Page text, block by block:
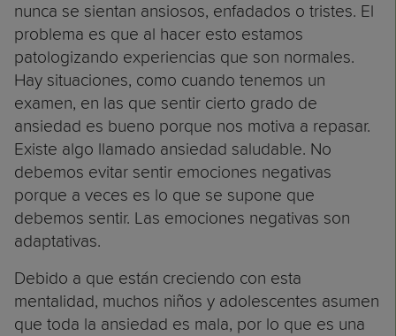
nunca se sientan ansiosos, enfadados o tristes. El
problema es que al hacer esto estamos
patologizando experiencias que son normales.
Hay situaciones, como cuando tenemos un
examen, en las que sentir cierto grado de
ansiedad es bueno porque nos motiva a repasar.
Existe algo llamado ansiedad saludable. No
debemos evitar sentir emociones negativas
porque a veces es lo que se supone que
debemos sentir. Las emociones negativas son
adaptativas.
Debido a que están creciendo con esta
mentalidad, muchos niños y adolescentes asumen
que toda la ansiedad es mala, por lo que es una